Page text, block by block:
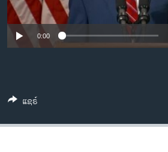
ຊີວິດຊາວລາວ
ຊຸມຊົນຊາວລາວ
ວິທະຍາສາດ-ເທັກໂນໂລຈີ
ພາສາອັງກິດ
0:00
ແຊຣ໌